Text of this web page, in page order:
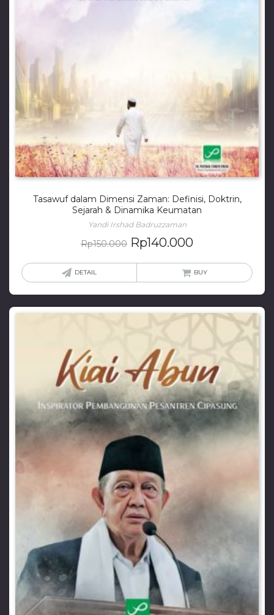
Tasawuf dalam Dimensi Zaman: Definisi, Doktrin,
Sejarah & Dinamika Keumatan
Yandi Irshad Badruzzaman
Rp150.000 Rp140.000
DETAIL BUY